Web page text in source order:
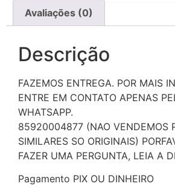
Avaliações (0)
Descrição
FAZEMOS ENTREGA. POR MAIS
ENTRE EM CONTATO APENAS
WHATSAPP.
85920004877 (NAO VENDEMOS
SIMILARES SO ORIGINAIS)
FAZER UMA PERGUNTA, LEIA A
Pagamento PIX OU DINHEIRO